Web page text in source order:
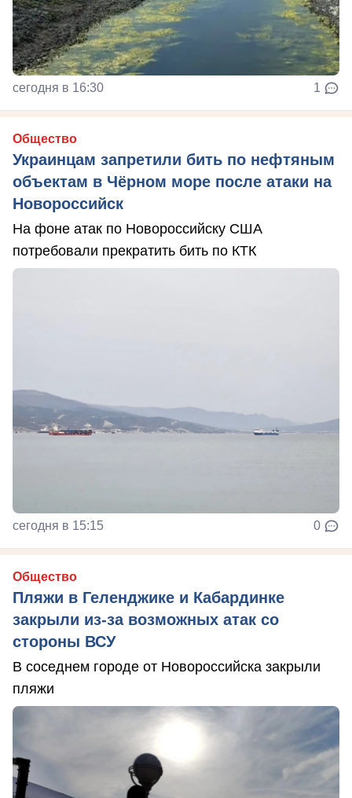
сегодня в 16:30 1
Общество
Украинцам запретили бить по нефтяным
объектам в Чёрном море после атаки на
Новороссийск
На фоне атак по Новороссийску США
потребовали прекратить бить по КТК
сегодня в 15:15 0
Общество
Пляжи в Геленджике и Кабардинке
закрыли из-за возможных атак со
стороны ВСУ
В соседнем городе от Новороссийска закрыли
пляжи